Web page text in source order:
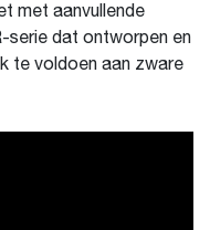
met aanvullende
serie dat ontworpen en
te voldoen aan zware